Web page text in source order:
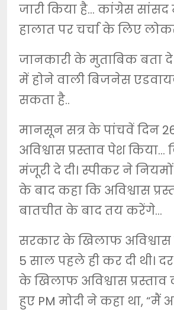
जारी किया है… कांग्रेस
हालात पर चर्चा के लिए
जानकारी के मुताबिक बता दे
में होने वाली बिजनेस
सकता है..
मानसून सत्र के पांचवें दिन
अविश्वास प्रस्ताव पेश
मंजूरी दे दी। स्पीकर ने
के बाद कहा कि अविश्वास
बातचीत के बाद तय करेंगे…
सरकार के खिलाफ अविश्वास
5 साल पहले ही कर दी थी।
के खिलाफ अविश्वास
हुए PM मोदी ने कहा था,